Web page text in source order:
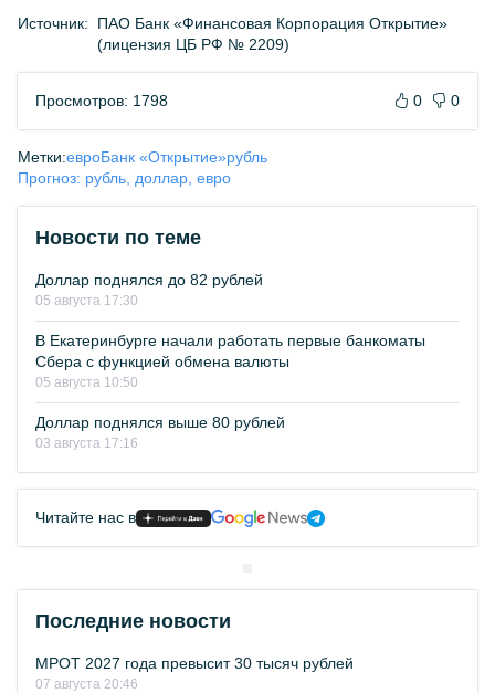
Источник:
ПАО Банк «Финансовая Корпорация Открытие»
(лицензия ЦБ РФ № 2209)
Просмотров: 1798 0 0
Метки:евроБанк «Открытие»рубль
Прогноз: рубль, доллар, евро
Новости по теме
Доллар поднялся до 82 рублей
05 августа 17:30
В Екатеринбурге начали работать первые банкоматы
Сбера с функцией обмена валюты
05 августа 10:50
Доллар поднялся выше 80 рублей
03 августа 17:16
Читайте нас в
Последние новости
МРОТ 2027 года превысит 30 тысяч рублей
07 августа 20:46